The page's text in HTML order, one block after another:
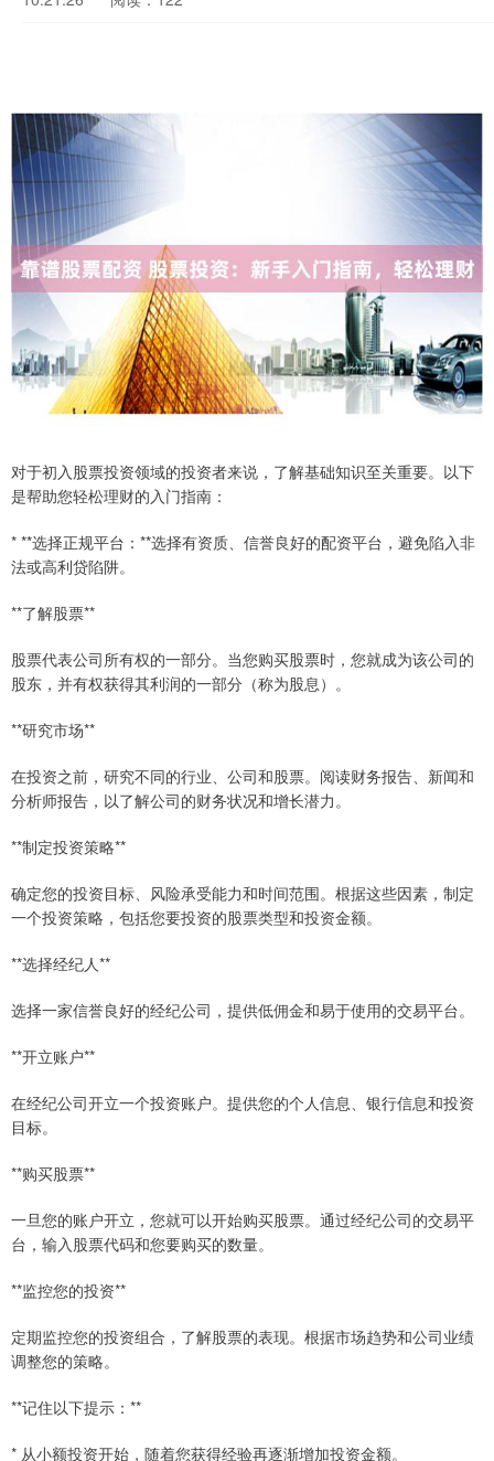
对于初入股票投资领域的投资者来说，了解基础知识至关重要。以下
是帮助您轻松理财的入门指南：
* **选择正规平台：**选择有资质、信誉良好的配资平台，避免陷入非
法或高利贷陷阱。
**了解股票**
股票代表公司所有权的一部分。当您购买股票时，您就成为该公司的
股东，并有权获得其利润的一部分（称为股息）。
**研究市场**
在投资之前，研究不同的行业、公司和股票。阅读财务报告、新闻和
分析师报告，以了解公司的财务状况和增长潜力。
**制定投资策略**
确定您的投资目标、风险承受能力和时间范围。根据这些因素，制定
一个投资策略，包括您要投资的股票类型和投资金额。
**选择经纪人**
选择一家信誉良好的经纪公司，提供低佣金和易于使用的交易平台。
**开立账户**
在经纪公司开立一个投资账户。提供您的个人信息、银行信息和投资
目标。
**购买股票**
一旦您的账户开立，您就可以开始购买股票。通过经纪公司的交易平
台，输入股票代码和您要购买的数量。
**监控您的投资**
定期监控您的投资组合，了解股票的表现。根据市场趋势和公司业绩
调整您的策略。
**记住以下提示：**
* 从小额投资开始，随着您获得经验再逐渐增加投资金额。